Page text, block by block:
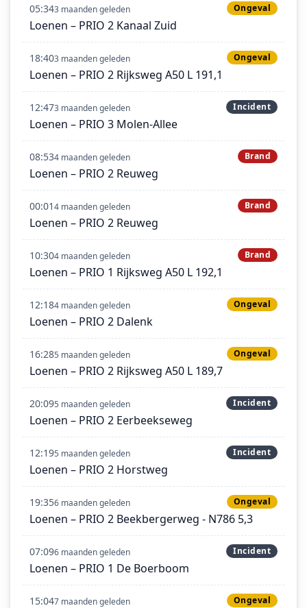
05:343 maanden geleden Ongeval
Loenen – PRIO 2 Kanaal Zuid
18:403 maanden geleden Ongeval
Loenen – PRIO 2 Rijksweg A50 L 191,1
12:473 maanden geleden Incident
Loenen – PRIO 3 Molen-Allee
08:534 maanden geleden Brand
Loenen – PRIO 2 Reuweg
00:014 maanden geleden Brand
Loenen – PRIO 2 Reuweg
10:304 maanden geleden Brand
Loenen – PRIO 1 Rijksweg A50 L 192,1
12:184 maanden geleden Ongeval
Loenen – PRIO 2 Dalenk
16:285 maanden geleden Ongeval
Loenen – PRIO 2 Rijksweg A50 L 189,7
20:095 maanden geleden Incident
Loenen – PRIO 2 Eerbeekseweg
12:195 maanden geleden Incident
Loenen – PRIO 2 Horstweg
19:356 maanden geleden Ongeval
Loenen – PRIO 2 Beekbergerweg - N786 5,3
07:096 maanden geleden Incident
Loenen – PRIO 1 De Boerboom
15:047 maanden geleden Ongeval